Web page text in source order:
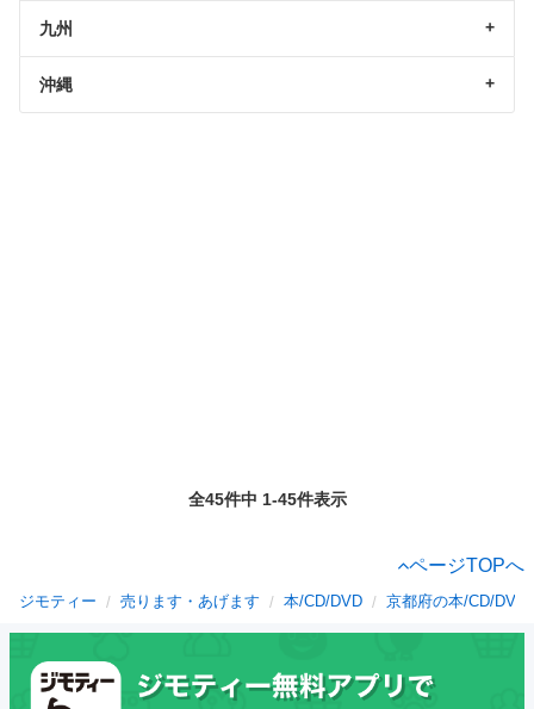
九州
沖縄
全45件中 1-45件表示
ページTOPへ
ジモティー 売ります・あげます 本/CD/DVD 京都府の本/CD/DVD